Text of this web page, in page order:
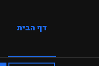
דף הבית